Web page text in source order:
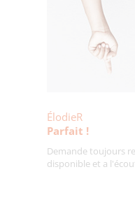
ÉlodieR
Parfait !
Demande toujours
disponible et a